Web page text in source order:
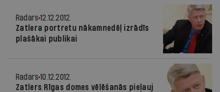
Radars 12.12.2012.
Zatlera portretu nākamnedēļ izrādīs
plašākai publikai
Radars 10.12.2012.
Zatlers Rīgas domes vēlēšanās pieļauj